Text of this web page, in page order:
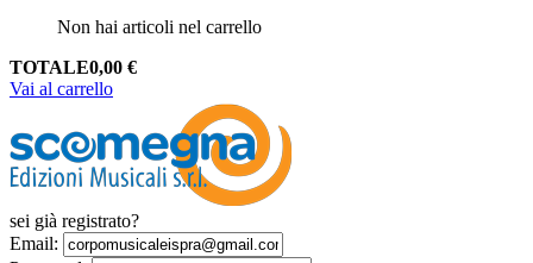
Non hai articoli nel carrello
TOTALE0,00 €
Vai al carrello
sei già registrato?
Email: